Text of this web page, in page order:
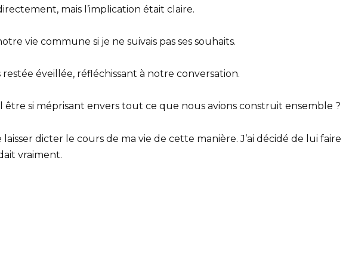
mais l’implication était claire.
vie commune si je ne suivais pas ses souhaits.
éveillée, réfléchissant à notre conversation.
si méprisant envers tout ce que nous avions construit ensemble ?
laisser dicter le cours de ma vie de cette manière. J’ai décidé de lui faire
vraiment.